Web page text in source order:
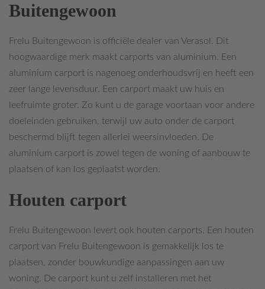
Buitengewoon
Frelu Buitengewoon is officiële dealer van Verasol. Dit
hoogwaardige merk maakt carports van aluminium. Een
aluminium carport is nagenoeg onderhoudsvrij en heeft een
zeer lange levensduur. Een carport maakt uw huis en
leefruimte groter. Zo kunt u de garage voortaan voor andere
doeleinden gebruiken, terwijl uw auto onder de carport
beschermd blijft tegen allerlei weersinvloeden. De
aluminium carport is zowel tegen de woning of aanbouw te
plaatsen of kan los geplaatst worden.
Houten carport
Frelu Buitengewoon levert ook houten carports. Een houten
carport van Frelu Buitengewoon is gemakkelijk los te
plaatsen, zonder bouwkundige aanpassingen aan uw
woning. De carport kunt u zelf installeren met het